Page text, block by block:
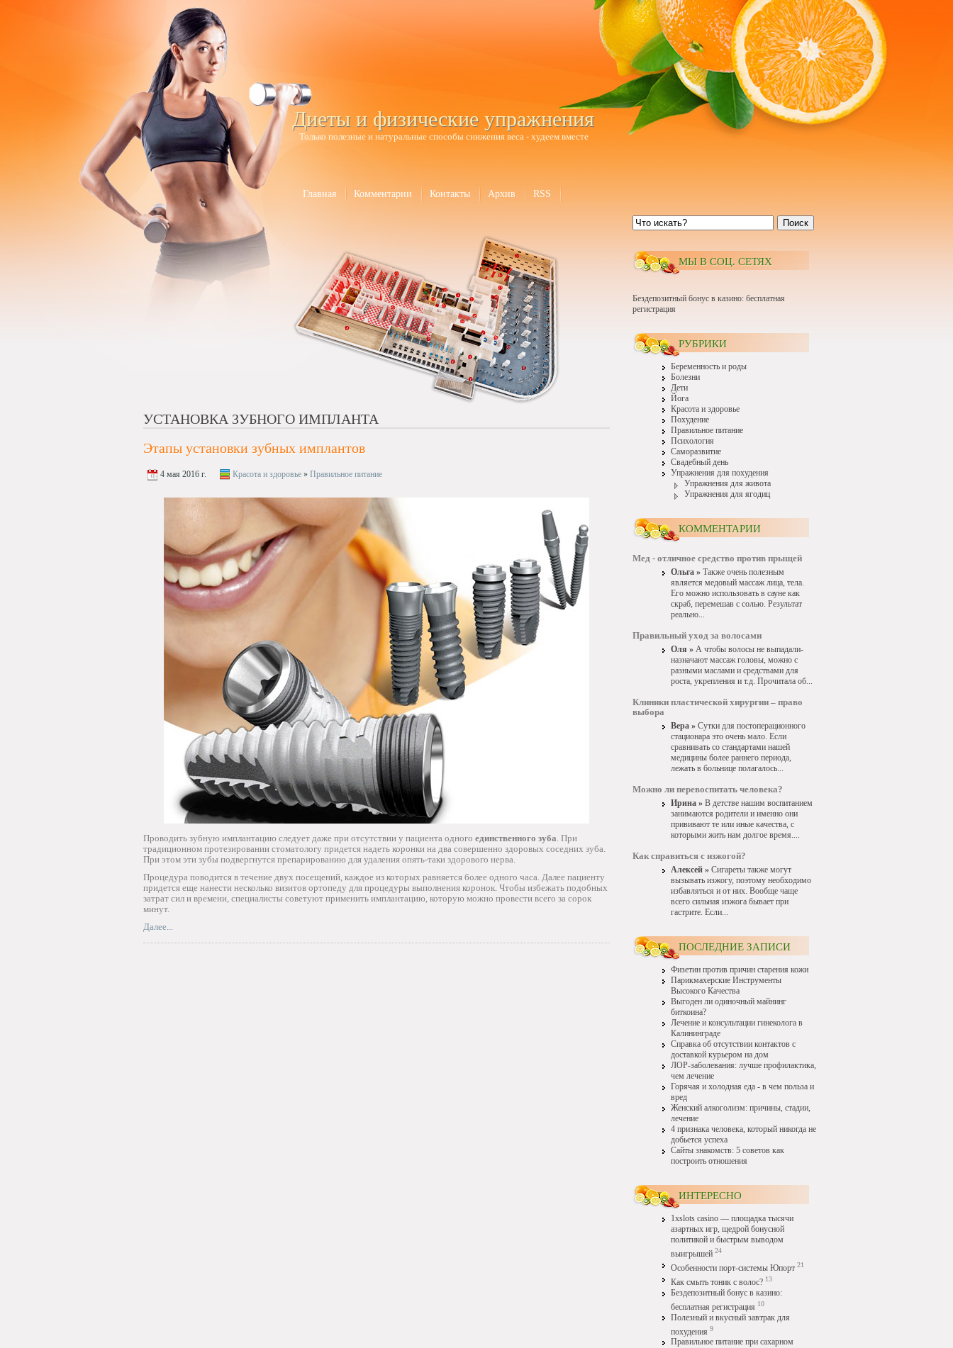
Диеты и физические упражнения
Только полезные и натуральные способы снижения веса - худеем вместе
Главная Комментарии Контакты Архив RSS
УСТАНОВКА ЗУБНОГО ИМПЛАНТА
Этапы установки зубных имплантов
4 мая 2016 г. Красота и здоровье » Правильное питание
Проводить зубную имплантацию следует даже при отсутствии у пациента одного единственного зуба. При
традиционном протезировании стоматологу придется надеть коронки на два совершенно здоровых соседних зуба.
При этом эти зубы подвергнутся препарированию для удаления опять-таки здорового нерва.
Процедура поводится в течение двух посещений, каждое из которых равняется более одного часа. Далее пациенту
придется еще нанести несколько визитов ортопеду для процедуры выполнения коронок. Чтобы избежать подобных
затрат сил и времени, специалисты советуют применить имплантацию, которую можно провести всего за сорок
минут.
Далее...
Поиск
МЫ В СОЦ. СЕТЯХ
Бездепозитный бонус в казино: бесплатная
регистрация
РУБРИКИ
Беременность и роды
Болезни
Дети
Йога
Красота и здоровье
Похудение
Правильное питание
Психология
Саморазвитие
Свадебный день
Упражнения для похудения
Упражнения для живота
Упражнения для ягодиц
КОММЕНТАРИИ
Мед - отличное средство против прыщей
Ольга » Также очень полезным
является медовый массаж лица, тела.
Его можно использовать в сауне как
скраб, перемешав с солью. Результат
реально...
Правильный уход за волосами
Оля » А чтобы волосы не выпадали-
назначают массаж головы, можно с
разными маслами и средствами для
роста, укрепления и т.д. Прочитала об...
Клиники пластической хирургии – право
выбора
Вера » Сутки для постоперационного
стационара это очень мало. Если
сравнивать со стандартами нашей
медицины более раннего периода,
лежать в больнице полагалось...
Можно ли перевоспитать человека?
Ирина » В детстве нашим воспитанием
занимаются родители и именно они
прививают те или иные качества, с
которыми жить нам долгое время....
Как справиться с изжогой?
Алексей » Сигареты также могут
вызывать изжогу, поэтому необходимо
избавляться и от них. Вообще чаще
всего сильная изжога бывает при
гастрите. Если...
ПОСЛЕДНИЕ ЗАПИСИ
Физетин против причин старения кожи
Парикмахерские Инструменты
Высокого Качества
Выгоден ли одиночный майнинг
биткоина?
Лечение и консультации гинеколога в
Калининграде
Справка об отсутствии контактов с
доставкой курьером на дом
ЛОР-заболевания: лучше профилактика,
чем лечение
Горячая и холодная еда - в чем польза и
вред
Женский алкоголизм: причины, стадии,
лечение
4 признака человека, который никогда не
добьется успеха
Сайты знакомств: 5 советов как
построить отношения
ИНТЕРЕСНО
1xslots casino — площадка тысячи
азартных игр, щедрой бонусной
политикой и быстрым выводом
выигрышей 24
Особенности порт-системы Юпорт 21
Как смыть тоник с волос? 13
Бездепозитный бонус в казино:
бесплатная регистрация 10
Полезный и вкусный завтрак для
похудения 9
Правильное питание при сахарном